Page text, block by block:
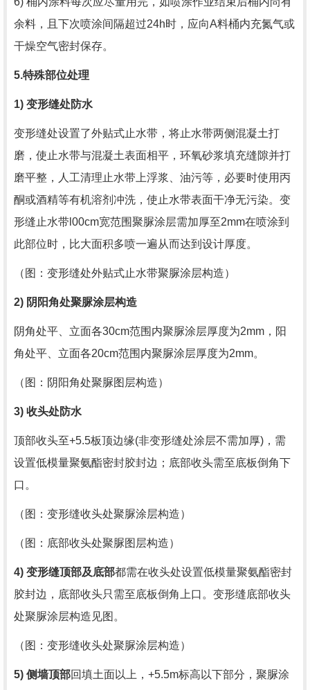
余料，且下次喷涂间隔超过24h时，应向A料桶内充氮气或
干燥空气密封保存。
5.特殊部位处理
1) 变形缝处防水
变形缝处设置了外贴式止水带，将止水带两侧混凝土打
磨，使止水带与混凝土表面相平，环氧砂浆填充缝隙并打
磨平整，人工清理止水带上浮浆、油污等，必要时使用丙
酮或酒精等有机溶剂冲洗，使止水带表面干净无污染。变
形缝止水带 l00cm宽范围聚脲涂层需加厚至2mm在喷涂到
此部位时，比大面积多喷一遍从而达到设计厚度。
（图：变形缝处外贴式止水带聚脲涂层构造）
2) 阴阳角处聚脲涂层构造
阴角处平、立面各30cm范围内聚脲涂层厚度为2mm ，阳
角处平、立面各20cm范围内聚脲涂层厚度为2mm。
（图：阴阳角处聚脲图层构造）
3) 收头处防水
顶部收头至+5.5板顶边缘(非变形缝处涂层不需加厚) ，需
设置低模量聚氨酯密封胶封边；底部收头需至底板倒角下
口。
（图：变形缝收头处聚脲涂层构造）
（图：底部收头处聚脲图层构造）
4) 变形缝顶部及底部都需在收头处设置低模量聚氨酯密封
胶封边，底部收头只需至底板倒角上口。变形缝底部收头
处聚脲涂层构造见图。
（图：变形缝收头处聚脲涂层构造）
5) 侧墙顶部回填土面以上， +5.5m标高以下部分，聚脲涂